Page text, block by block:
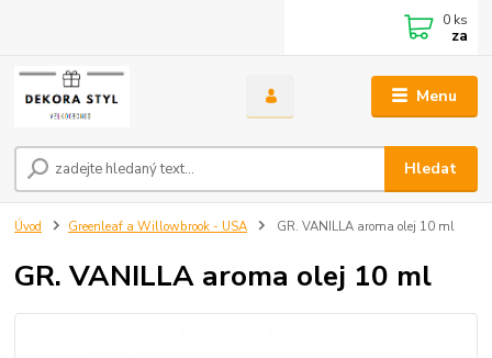
Menu
Hledat
0 ks
za
Úvod Greenleaf a Willowbrook - USA GR. VANILLA aroma olej 10 ml
GR. VANILLA aroma olej 10 ml